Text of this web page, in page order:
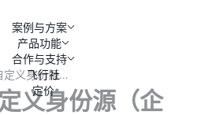
案例与方案
产品功能
合作与支持
飞行社
定价
配置企业自定义身份源（企业 SSO 登录）
义身份源（企